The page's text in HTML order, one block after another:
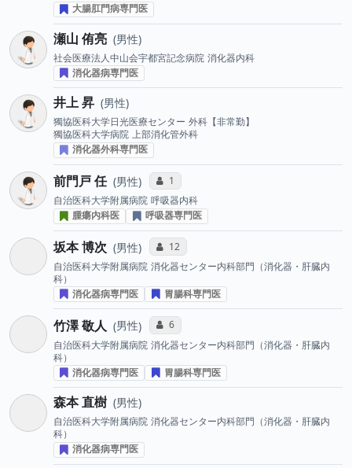
大腸肛門病専門医
瀬山 侑亮 男性
社会医療法人中山会宇都宮記念病院 消化器内科
消化器病専門医
井上 昇 男性
獨協医科大学日光医療センター 外科【非常勤】
獨協医科大学病院 上部消化管外科
消化器外科専門医
前門戸 任 男性 コミュニケーション・タイプ投票数
1
自治医科大学附属病院 呼吸器内科
腫瘍内科医
呼吸器専門医
坂本 博次 男性 コミュニケーション・タイプ投票数
12
自治医科大学附属病院 消化器センター内科部門（消化器・肝臓内
科）
消化器病専門医
胃腸科専門医
竹澤 敬人 男性 コミュニケーション・タイプ投票数
6
自治医科大学附属病院 消化器センター内科部門（消化器・肝臓内
科）
消化器病専門医
胃腸科専門医
森本 直樹 男性
自治医科大学附属病院 消化器センター内科部門（消化器・肝臓内
科）
消化器病専門医